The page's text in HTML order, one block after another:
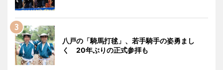
八戸の「騎馬打毬」、若手騎手の姿勇まし
く 20年ぶりの正式参拝も